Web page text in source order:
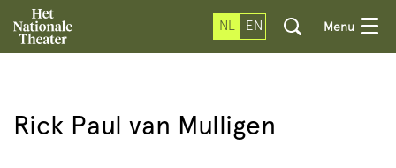
NL EN Menu
Rick Paul van Mulligen